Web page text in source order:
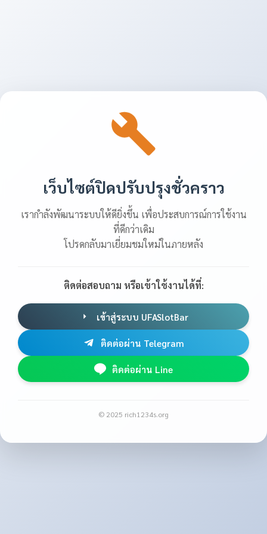
เว็บไซต์ปิดปรับปรุงชั่วคราว
เรากำลังพัฒนาระบบให้ดียิ่งขึ้น เพื่อประสบการณ์การใช้งาน
ที่ดีกว่าเดิม
โปรดกลับมาเยี่ยมชมใหม่ในภายหลัง
ติดต่อสอบถาม หรือเข้าใช้งานได้ที่:
เข้าสู่ระบบ UFASlotBar
ติดต่อผ่าน Telegram
ติดต่อผ่าน Line
© 2025 rich1234s.org